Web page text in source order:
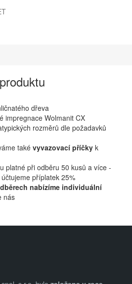
dřeva
impregnace Wolmanit CX
rozměrů dle požadavků
také vyvazovací příčky k
platné při odběru 50 kusů a více -
příplatek 25%
nabízíme individuální
nás